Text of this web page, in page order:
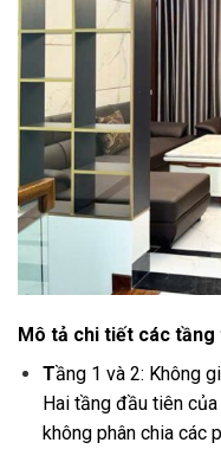
Mô tả chi tiết các
Tầng 1 và 2: Không
Hai tầng đầu tiên
không phân chia các